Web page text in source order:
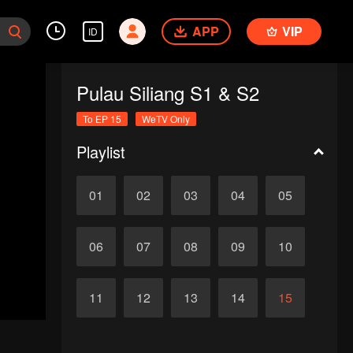
ID APP VIP
Pulau Siliang S1 & S2
To EP 15 WeTV Only
Playlist
01 02 03 04 05
06 07 08 09 10
11 12 13 14 15